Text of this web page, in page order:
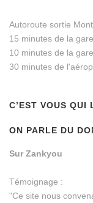
Autoroute sortie
15 minutes de la
10 minutes de la
30 minutes de
C’EST VOUS QUI
ON PARLE DU
Sur Zankyou
Témoignage :
"Ce site nous